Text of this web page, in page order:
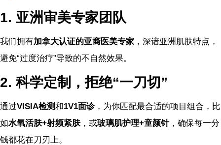
1. 亚洲审美专家团队
我们拥有加拿大认证的亚裔医美专家 ，深谙亚洲肌肤特点，
避免“过度治疗”导致的不自然效果。
2. 科学定制，拒绝“一刀切”
通过VISIA检测和1V1面诊，为你匹配最合适的项目组合，比
如水氧活肤+射频紧肤，或玻璃肌护理+童颜针，确保每一分
钱都花在刀刃上。